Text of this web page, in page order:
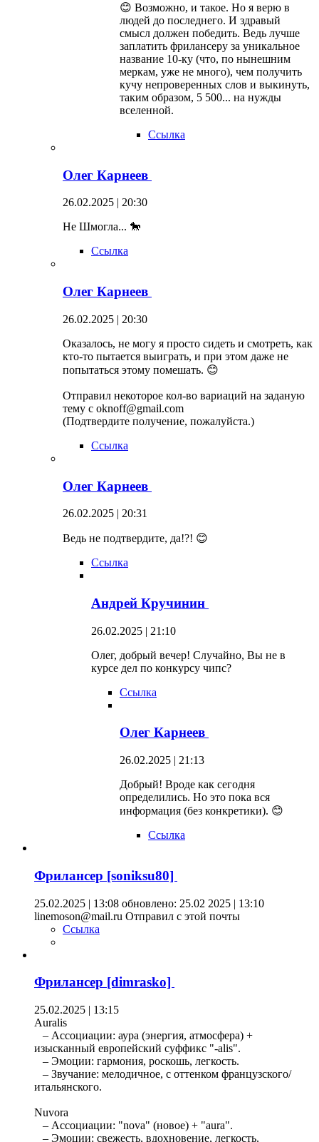
😊 Возможно, и такое. Но я верю в
людей до последнего. И здравый
смысл должен победить. Ведь лучше
заплатить фрилансеру за уникальное
название 10-ку (что, по нынешним
меркам, уже не много), чем получить
кучу непроверенных слов и выкинуть,
таким образом, 5 500... на нужды
вселенной.
Ссылка
Олег Карнеев
26.02.2025 | 20:30
Не Шмогла... 🐎
Ссылка
Олег Карнеев
26.02.2025 | 20:30
Оказ​а​лось, не могу я просто сидеть и смотреть, как
кто-то пытается выиграть​, и при этом даже не
попытаться этому помешать. 😊
Отправил некоторое кол-во вариаций на заданую
тему с oknoff@gmail.com
(​Подтвердите получение, пожалуйста​.)
Ссылка
Олег Карнеев
26.02.2025 | 20:31
Ведь не подтвердите, да!?! 😊
Ссылка
Андрей Кручинин
26.02.2025 | 21:10
Олег, добрый вечер! Случайно, Вы не в
курсе дел по конкурсу чипс?
Ссылка
Олег Карнеев
26.02.2025 | 21:13
Добрый! Вроде как сегодня
определились. Но это пока вся
информация (без конкретики). 😊
Ссылка
Фрилансер [soniksu80]
25.02.2025 | 13:08 обновлено: 25.02 2025 | 13:10
linemoson@mail.ru Отправил с этой почты
Ссылка
Фрилансер [dimrasko]
25.02.2025 | 13:15
Auralis
– Ассоциации: аура (энергия, атмосфера) +
изысканный европейский суффикс "-alis".
– Эмоции: гармония, роскошь, легкость.
– Звучание: мелодичное, с оттенком французского/
итальянского.
Nuvora
– Ассоциации: "nova" (новое) + "aura".
– Эмоции: свежесть, вдохновение, легкость.